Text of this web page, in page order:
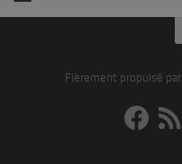
Fièrement propulsé par